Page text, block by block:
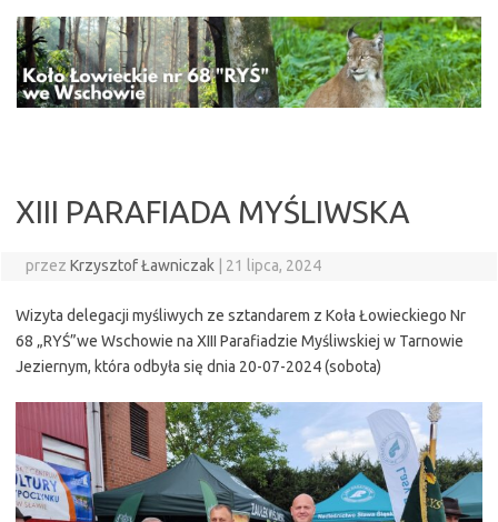
treści
XIII PARAFIADA MYŚLIWSKA
przez Krzysztof Ławniczak 21 lipca, 2024
Wizyta delegacji myśliwych ze sztandarem z Koła Łowieckiego Nr
68 „RYŚ”we Wschowie na XIII Parafiadzie Myśliwskiej w Tarnowie
Jeziernym, która odbyła się dnia 20-07-2024 (sobota)